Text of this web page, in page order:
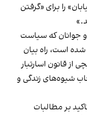
‌را برای «گرفتن
جوانان که سیاست
است، راه بیان
قانون اسارتبار
شیوه‌های زندگی و
بر مطالبات